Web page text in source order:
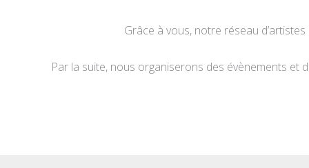
Grâce à vous, notre réseau
Par la suite, nous organiserons des évènements